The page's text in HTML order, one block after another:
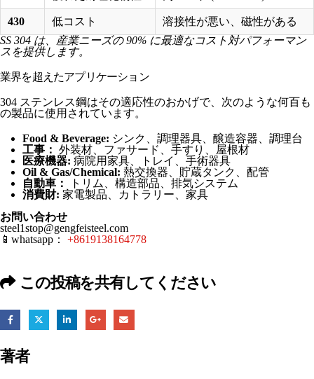
430 低コスト
溶接性が悪い、磁性がある
SS 304 は、産業ニーズの 90% に最適なコスト対パフォーマン
スを提供します。
業界を超えたアプリケーション
304 ステンレス鋼はその適応性のおかげで、次のような何百も
の製品に使用されています。
Food & Beverage: シンク、調理器具、醸造容器、調理台
工事： 外装材、ファサード、手すり、屋根材
医療機器: 病院用家具、トレイ、手術器具
Oil & Gas/Chemical: 熱交換器、貯蔵タンク、配管
自動車：
トリム、構造部品、排気システム
消費財: 家電製品、カトラリー、家具
お問い合わせ
steel1stop@gengfeisteel.com
📱whatsapp：
+8619138164778
この投稿を共有してください
著者